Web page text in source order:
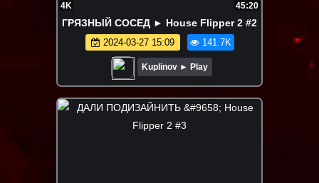
4K 45:20
ГРЯЗНЫЙ СОСЕД ► House Flipper 2 #2
2024-03-27 15:09 141.7K
Kuplinov ► Play